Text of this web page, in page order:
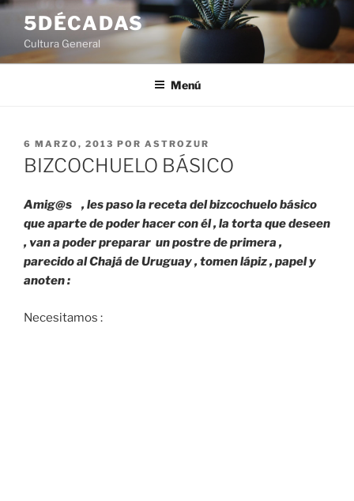
Saltar
contenido
5DÉCADAS
Cultura General
Menú
PUBLICADO
EL
6 MARZO, 2013 POR ASTROZUR
BIZCOCHUELO BÁSICO
Amig@s , les paso la receta del bizcochuelo básico
que aparte de poder hacer con él , la torta que deseen
, van a poder preparar un postre de primera ,
parecido al Chajá de Uruguay , tomen lápiz , papel y
anoten :
Necesitamos :